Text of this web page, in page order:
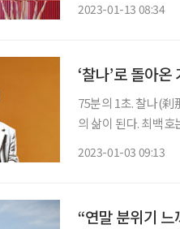
2023-01-13 08:34
‘찰나’로 돌아
75분의 1초. 찰나(刹
의 삶이 된다. 최백호
2023-01-03 09:13
“연말 분위기